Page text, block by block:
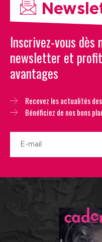
Inscrivez-vous
newsletter et
avantages
Recevez les actualités
Bénéficiez de nos bons